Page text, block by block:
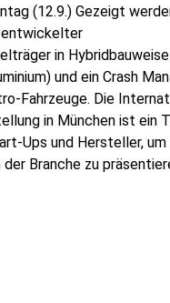
(12.9.) Gezeigt
entwickelter
in
und ein Crash
Fahrzeuge. Die
in München ist ein
Ups und Hersteller, um
Branche zu